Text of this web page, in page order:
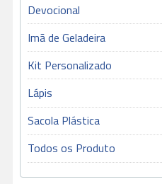
Devocional
Imã de Geladeira
Kit Personalizado
Lápis
Sacola Plástica
Todos os Produto